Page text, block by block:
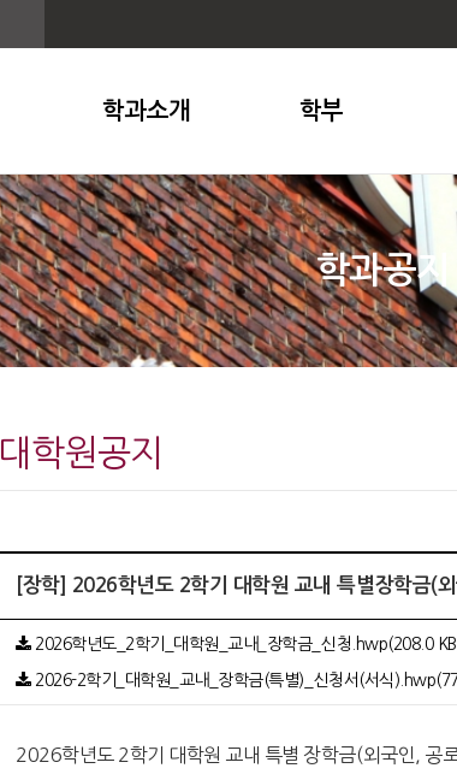
학과소개 학부
학과공지
대학원공지
[장학] 2026학년도 2학기 대학원 교내 특별장학금(
2026학년도_2학기_대학원_교내_장학금_신청.hwp(208.0
2026-2학기_대학원_교내_장학금(특별)_신청서(서식
2026학년도 2학기 대학원 교내 특별 장학금(외국인, 공